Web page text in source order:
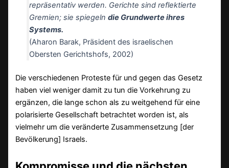
repräsentativ werden. Gerichte sind reflektierte
Gremien; sie spiegelndie Grundwerte ihres
Systems.
(Aharon Barak, Präsident des israelischen
Obersten Gerichtshofs, 2002)
Die verschiedenen Proteste für und gegen das Gesetz
haben viel weniger damit zu tun die Vorkehrung zu
ergänzen, die lange schon als zu weitgehend für eine
polarisierte Gesellschaft betrachtet worden ist, als
vielmehr um die veränderte Zusammensetzung [der
Bevölkerung] Israels.